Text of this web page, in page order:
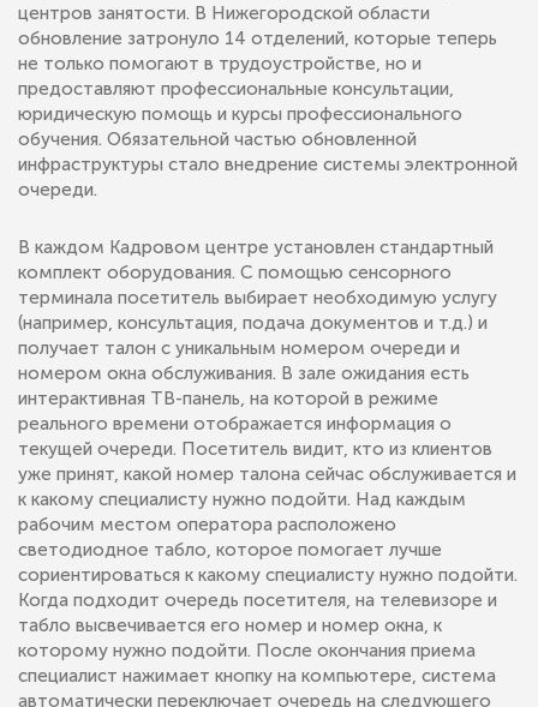
центров занятости. В Нижегородской области
обновление затронуло 14 отделений, которые теперь
не только помогают в трудоустройстве, но и
предоставляют профессиональные консультации,
юридическую помощь и курсы профессионального
обучения. Обязательной частью обновленной
инфраструктуры стало внедрение системы электронной
очереди.
В каждом Кадровом центре установлен стандартный
комплект оборудования. С помощью сенсорного
терминала посетитель выбирает необходимую услугу
(например, консультация, подача документов и т.д.) и
получает талон с уникальным номером очереди и
номером окна обслуживания. В зале ожидания есть
интерактивная ТВ-панель, на которой в режиме
реального времени отображается информация о
текущей очереди. Посетитель видит, кто из клиентов
уже принят, какой номер талона сейчас обслуживается и
к какому специалисту нужно подойти. Над каждым
рабочим местом оператора расположено
светодиодное табло, которое помогает лучше
сориентироваться к какому специалисту нужно подойти.
Когда подходит очередь посетителя, на телевизоре и
табло высвечивается его номер и номер окна, к
которому нужно подойти. После окончания приема
специалист нажимает кнопку на компьютере, система
автоматически переключает очередь на следующего